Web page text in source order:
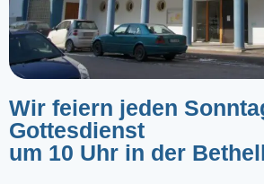
Wir feiern jeden
Gottesdienst
um 10 Uhr in der